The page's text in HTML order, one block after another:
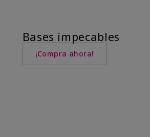
Bases impecables
¡Compra ahora!